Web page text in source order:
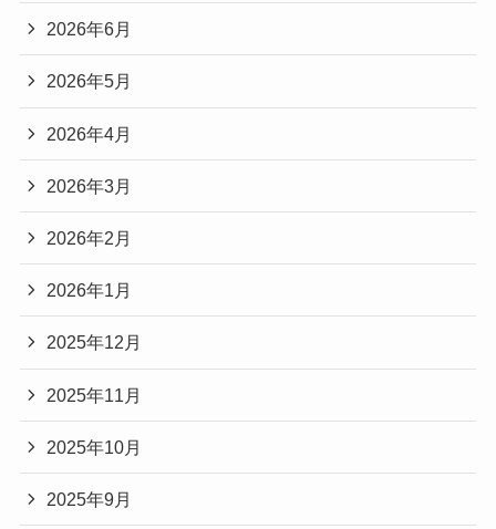
2026年6月
2026年5月
2026年4月
2026年3月
2026年2月
2026年1月
2025年12月
2025年11月
2025年10月
2025年9月